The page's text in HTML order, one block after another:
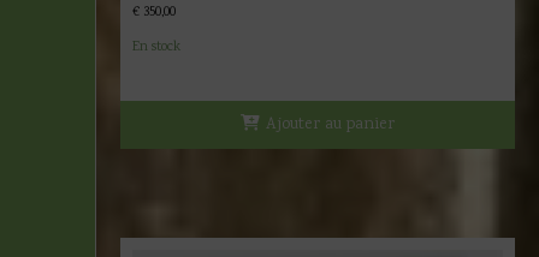
€ 350,00
En stock
Ajouter au panier